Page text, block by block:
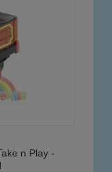
n Play -